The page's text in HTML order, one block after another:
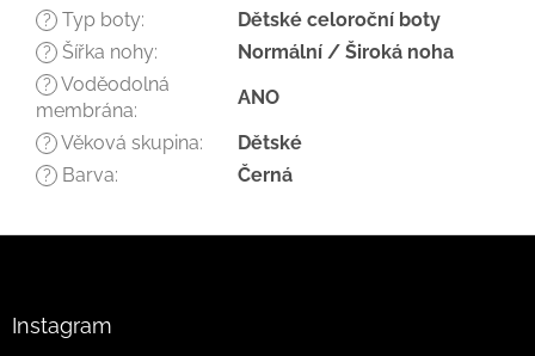
? Typ boty: Dětské celoroční boty
? Šířka nohy: Normální / Široká noha
? Voděodolná
membrána:
ANO
? Věková skupina: Dětské
? Barva: Černá
Instagram